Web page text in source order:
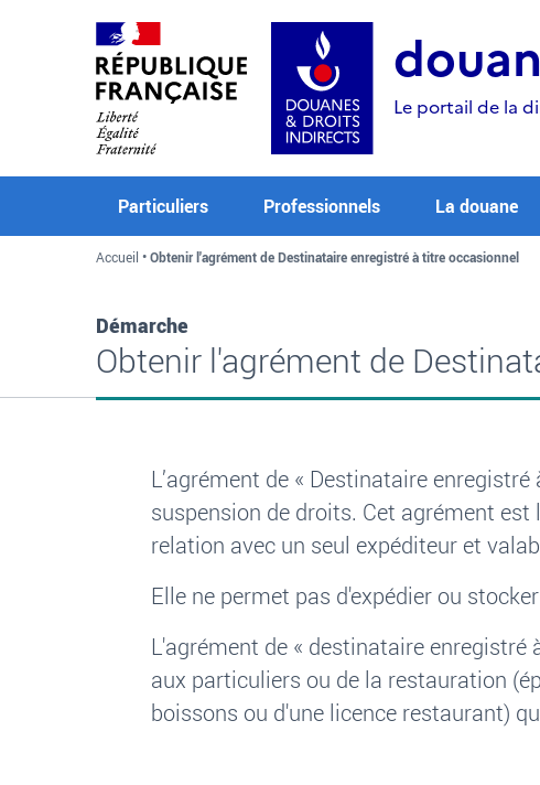
Le portail de la
Particuliers Professionnels La douane
Accueil Obtenir l'agrément de Destinataire enregistré à titre occasionnel
Démarche
Obtenir l'agrément de
L’agrément de « Destinataire enregistré
suspension de droits. Cet agrément
relation avec un seul expéditeur et
Elle ne permet pas d'expédier ou
L'agrément de « destinataire enregistré
aux particuliers ou de la restauration (
boissons ou d'une licence restaurant)